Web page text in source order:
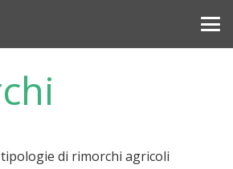
di rimorchi agricoli